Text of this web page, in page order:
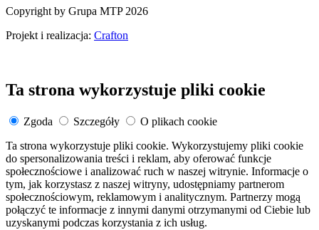
Copyright by Grupa MTP 2026
Projekt i realizacja: Crafton
Ta strona wykorzystuje pliki cookie
Zgoda Szczegóły
O plikach cookie
Ta strona wykorzystuje pliki cookie. Wykorzystujemy pliki cookie
do spersonalizowania treści i reklam, aby oferować funkcje
społecznościowe i analizować ruch w naszej witrynie. Informacje o
tym, jak korzystasz z naszej witryny, udostępniamy partnerom
społecznościowym, reklamowym i analitycznym. Partnerzy mogą
połączyć te informacje z innymi danymi otrzymanymi od Ciebie lub
uzyskanymi podczas korzystania z ich usług.